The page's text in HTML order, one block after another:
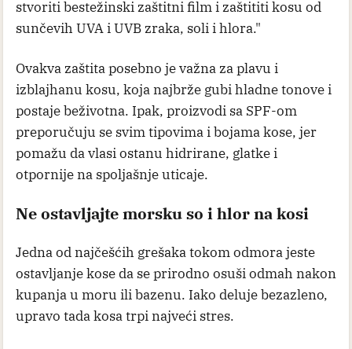
stvoriti bestežinski zaštitni film i zaštititi kosu od
sunčevih UVA i UVB zraka, soli i hlora."
Ovakva zaštita posebno je važna za plavu i
izblajhanu kosu, koja najbrže gubi hladne tonove i
postaje beživotna. Ipak, proizvodi sa SPF-om
preporučuju se svim tipovima i bojama kose, jer
pomažu da vlasi ostanu hidrirane, glatke i
otpornije na spoljašnje uticaje.
Ne ostavljajte morsku so i hlor na kosi
Jedna od najčešćih grešaka tokom odmora jeste
ostavljanje kose da se prirodno osuši odmah nakon
kupanja u moru ili bazenu. Iako deluje bezazleno,
upravo tada kosa trpi najveći stres.